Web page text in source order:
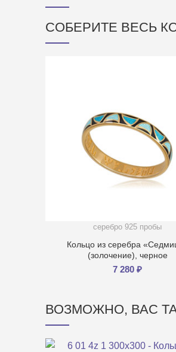
СОБЕРИТЕ ВЕСЬ
серебро 925 пробы
Кольцо из серебра
(золочение), черное
7 280₽
ВОЗМОЖНО, ВАС